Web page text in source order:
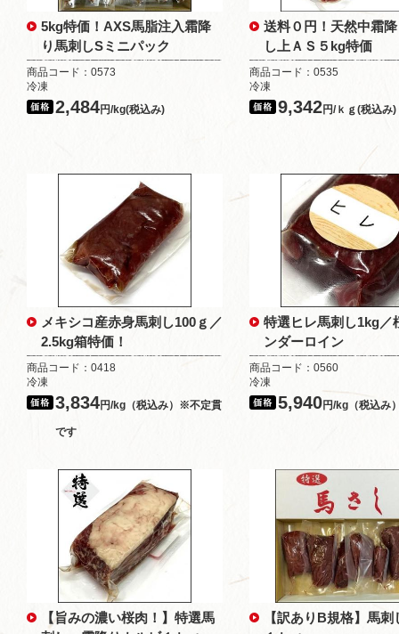
5kg特価！AXS馬脂注入霜降
り馬刺しSミニパック
商品コード：0573
冷凍
2,484円/kg(税込み)
送料０円！天然中霜
し上ＡＳ５kg特価
商品コード：0535
冷凍
9,342円/ｋｇ(税込み)
メキシコ産赤身馬刺し100ｇ／
2.5kg箱特価！
商品コード：0418
冷凍
3,834円/kg（税込み）※不定貫
です
特選ヒレ馬刺し1kg／
ンダーロイン
商品コード：0560
冷凍
5,940円/kg（税込み
【旨みの濃い桜肉！】特選馬
【訳ありB規格】馬刺